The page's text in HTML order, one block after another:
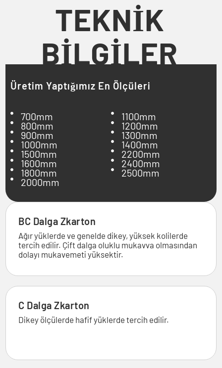
TEKNİK
BİLGİLER
Üretim Yaptığımız En Ölçüleri
700mm
800mm
900mm
1000mm
1100mm
1200mm
1300mm
1400mm
1500mm
1600mm
1800mm
2000mm
2200mm
2400mm
2500mm
BC Dalga Zkarton
Ağır yüklerde ve genelde dikey, yüksek kolilerde
tercih edilir. Çift dalga oluklu mukavva olmasından
dolayı mukavemeti yüksektir.
C Dalga Zkarton
Dikey ölçülerde hafif yüklerde tercih edilir.